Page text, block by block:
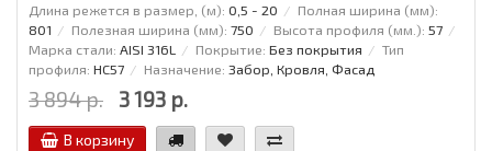
Длина режется в размер, (м): 0,5 - 20
Полная ширина (мм):
801
Полезная ширина (мм): 750 Высота профиля (мм.): 57
Марка стали: AISI 316L Покрытие: Без покрытия
Тип
профиля: НС57 Назначение: Забор, Кровля, Фасад
3 894 р. 3 193 р.
В корзину